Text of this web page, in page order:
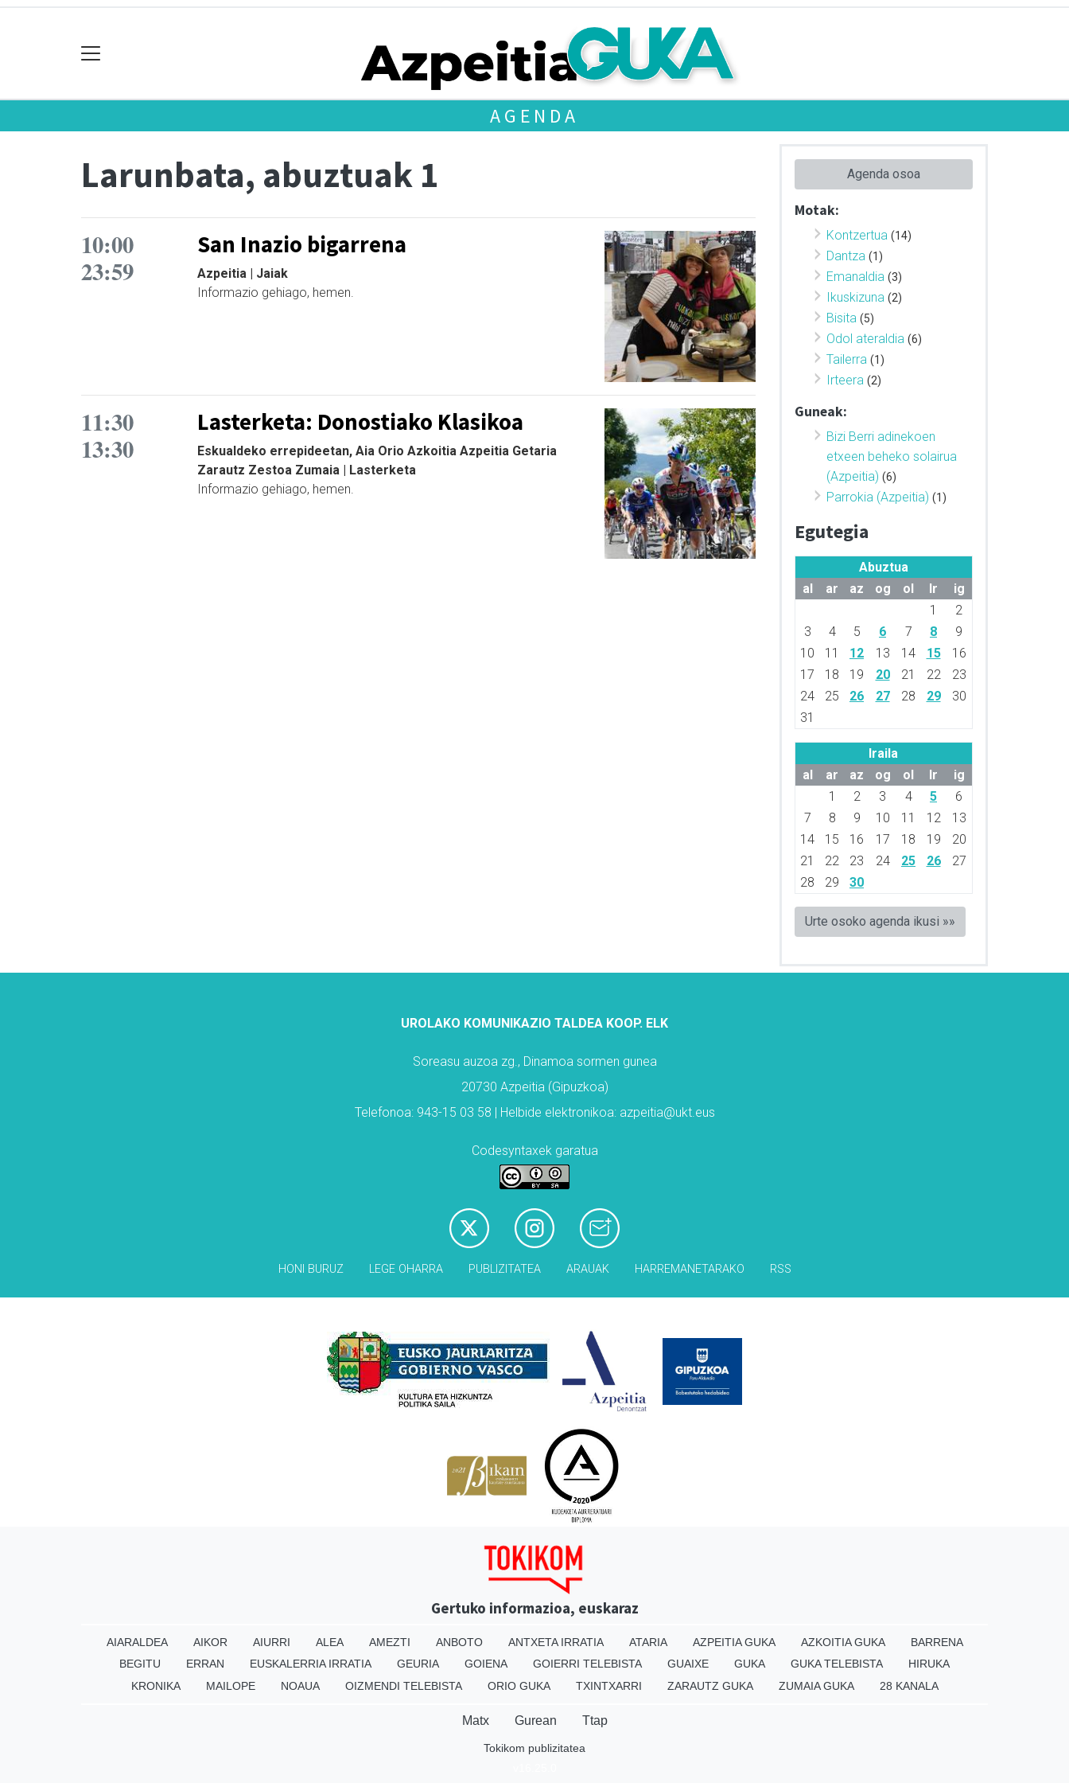
AGENDA
Larunbata, abuztuak 1
10:00
23:59
San Inazio bigarrena
Azpeitia | Jaiak
Informazio gehiago, hemen.
11:30
13:30
Lasterketa: Donostiako Klasikoa
Eskualdeko errepideetan, Aia Orio Azkoitia Azpeitia Getaria
Zarautz Zestoa Zumaia | Lasterketa
Informazio gehiago, hemen.
Agenda osoa
Motak:
Kontzertua (14)
Dantza (1)
Emanaldia (3)
Ikuskizuna (2)
Bisita (5)
Odol ateraldia (6)
Tailerra (1)
Irteera (2)
Guneak:
Bizi Berri adinekoen
etxeen beheko solairua
(Azpeitia) (6)
Parrokia (Azpeitia) (1)
Egutegia
Abuztua
al
ar az og ol lr
ig
1
2
3
4 5 6 7 8
9
10
11 12 13 14 15
16
17
18 19 20 21 22
23
24
25 26 27 28 29
30
31
Iraila
al
ar az og ol lr
ig
1
2 3 4 5
6
7
8 9 10 11 12
13
14
15 16 17 18 19
20
21
22 23 24 25 26
27
28
29 30
Urte osoko agenda ikusi »»
UROLAKO KOMUNIKAZIO TALDEA KOOP. ELK
Soreasu auzoa zg., Dinamoa sormen gunea
20730 Azpeitia (Gipuzkoa)
Telefonoa: 943-15 03 58 | Helbide elektronikoa: azpeitia@ukt.eus
Codesyntaxek garatua
HONI BURUZ LEGE OHARRA PUBLIZITATEA ARAUAK HARREMANETARAKO RSS
Gertuko informazioa, euskaraz
AIARALDEA AIKOR AIURRI ALEA AMEZTI ANBOTO ANTXETA IRRATIA ATARIA AZPEITIA GUKA AZKOITIA GUKA
BARRENA
BEGITU
ERRAN EUSKALERRIA IRRATIA GEURIA GOIENA GOIERRI TELEBISTA GUAIXE GUKA GUKA TELEBISTA
HIRUKA
KRONIKA
MAILOPE NOAUA OIZMENDI TELEBISTA ORIO GUKA TXINTXARRI ZARAUTZ GUKA ZUMAIA GUKA 28 KANALA
Matx Gurean Ttap
Tokikom publizitatea